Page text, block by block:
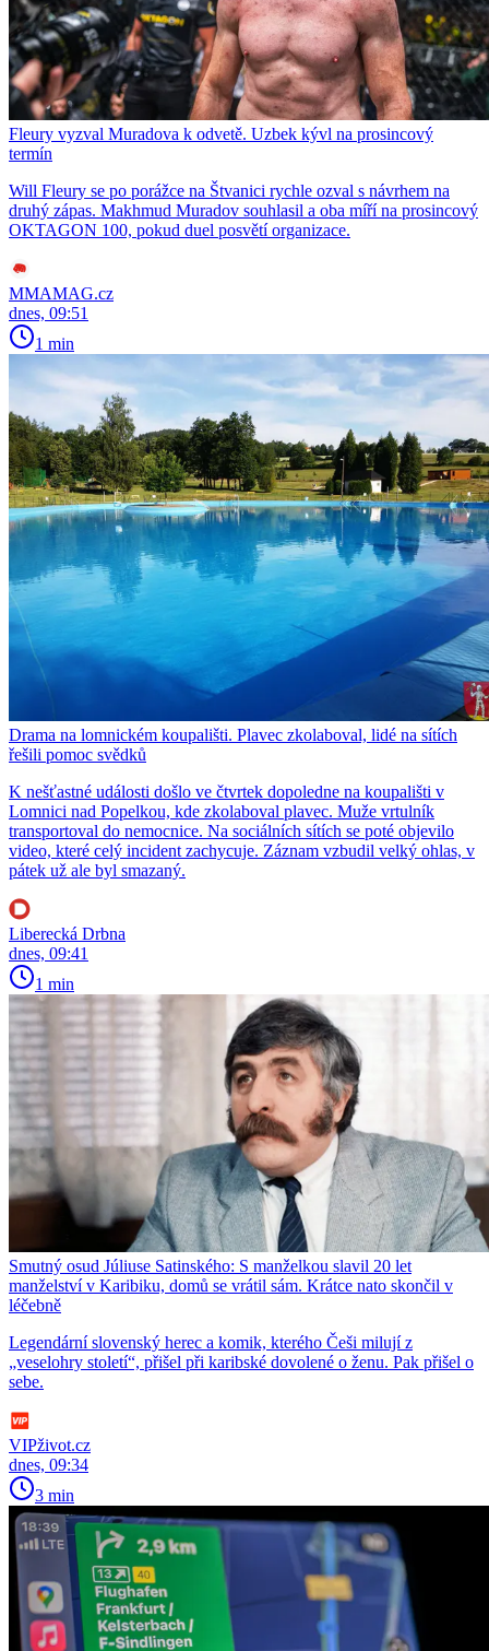
Fleury vyzval Muradova k odvetě. Uzbek kývl na prosincový
termín
Will Fleury se po porážce na Štvanici rychle ozval s návrhem na
druhý zápas. Makhmud Muradov souhlasil a oba míří na prosincový
OKTAGON 100, pokud duel posvětí organizace.
MMAMAG.cz
dnes, 09:51
1 min
Drama na lomnickém koupališti. Plavec zkolaboval, lidé na sítích
řešili pomoc svědků
K nešťastné události došlo ve čtvrtek dopoledne na koupališti v
Lomnici nad Popelkou, kde zkolaboval plavec. Muže vrtulník
transportoval do nemocnice. Na sociálních sítích se poté objevilo
video, které celý incident zachycuje. Záznam vzbudil velký ohlas, v
pátek už ale byl smazaný.
Liberecká Drbna
dnes, 09:41
1 min
Smutný osud Júliuse Satinského: S manželkou slavil 20 let
manželství v Karibiku, domů se vrátil sám. Krátce nato skončil v
léčebně
Legendární slovenský herec a komik, kterého Češi milují z
„veselohry století“, přišel při karibské dovolené o ženu. Pak přišel o
sebe.
VIPživot.cz
dnes, 09:34
3 min